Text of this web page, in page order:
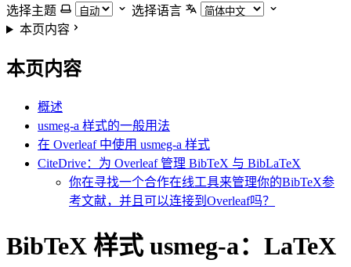
选择主题
选择语言
本页内容
本页内容
概述
usmeg-a 样式的一般用法
在 Overleaf 中使用 usmeg-a 样式
CiteDrive：为 Overleaf 管理 BibTeX 与 BibLaTeX
你在寻找一个合作在线工具来管理你的BibTeX参
考文献，并且可以连接到Overleaf吗？
BibTeX 样式 usmeg-a：LaTeX